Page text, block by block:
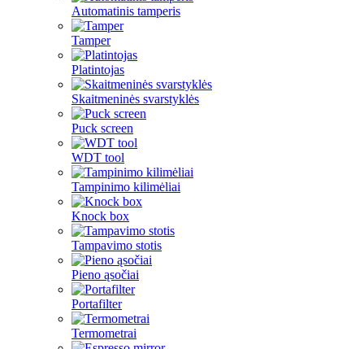
Automatinis tamperis
Tamper
Platintojas
Skaitmeninės svarstyklės
Puck screen
WDT tool
Tampinimo kilimėliai
Knock box
Tampavimo stotis
Pieno ąsočiai
Portafilter
Termometrai